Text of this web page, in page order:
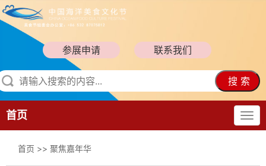
参展申请 联系我们
搜 索
首页
首页 >> 聚焦嘉年华